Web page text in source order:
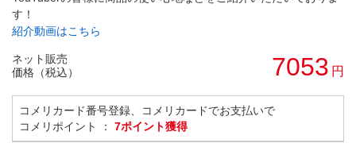
す！
紹介動画はこちら
ネット販売
価格（税込）
7053 円
コメリカード番号登録、コメリカードでお支払いで
コメリポイント ： 7ポイント獲得